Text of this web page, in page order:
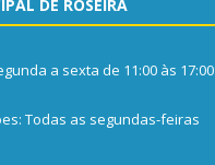
DE ROSEIRA
a sexta de 11:00 às 17:00
Todas as segundas-feiras